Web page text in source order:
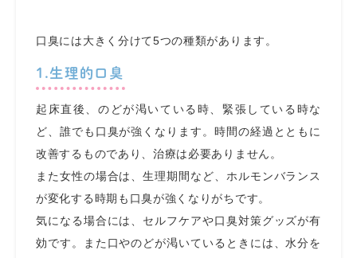
口臭には大きく分けて5つの種類があります。
1.生理的口臭
起床直後、のどが渇いている時、緊張している時な
ど、誰でも口臭が強くなります。時間の経過とともに
改善するものであり、治療は必要ありません。
また女性の場合は、生理期間など、ホルモンバランス
が変化する時期も口臭が強くなりがちです。
気になる場合には、セルフケアや口臭対策グッズが有
効です。また口やのどが渇いているときには、水分を